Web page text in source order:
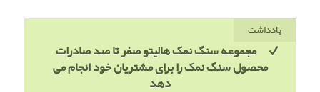
یادداشت
مجموعه سنگ نمک هالیتو صفر تا صد صادرات
محصول سنگ نمک را برای مشتریان خود انجام می
دهد